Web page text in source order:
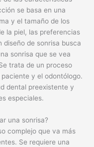
se basa en una
y el tamaño de los
la piel, las preferencias
diseño de sonrisa busca
sonrisa que se vea
trata de un proceso
y el odontólogo.
dental preexistente y
especiales.
una sonrisa?
complejo que va más
Se requiere una